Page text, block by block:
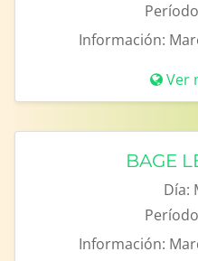
Información:
Ver
BAGE
Día:
Información: